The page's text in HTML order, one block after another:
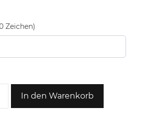
Zeichen)
Berlin
In den Warenkorb